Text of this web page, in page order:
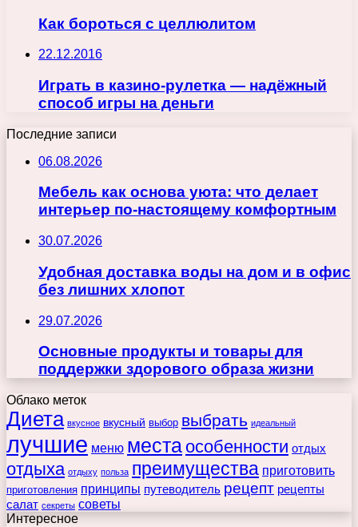
Как бороться с целлюлитом
22.12.2016
Играть в казино-рулетка — надёжный
способ игры на деньги
Последние записи
06.08.2026
Мебель как основа уюта: что делает
интерьер по-настоящему комфортным
30.07.2026
Удобная доставка воды на дом и в офис
без лишних хлопот
29.07.2026
Основные продукты и товары для
поддержки здорового образа жизни
Облако меток
Диета вкусное вкусный выбор выбрать идеальный
лучшие меню места особенности отдых
отдыха отдыху польза преимущества приготовить
приготовления принципы путеводитель рецепт рецепты
салат секреты советы
Интересное